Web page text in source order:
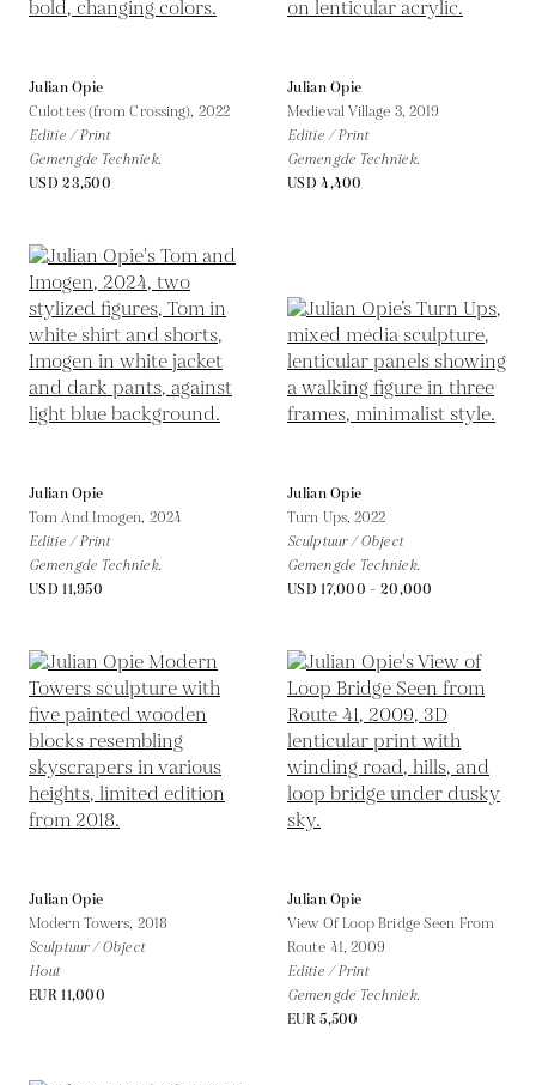
Julian Opie
Culottes (from Crossing), 2022
Editie / Print
Gemengde Techniek.
USD 23,500
Julian Opie
Medieval Village 3, 2019
Editie / Print
Gemengde Techniek.
USD 4,400
Julian Opie
Tom And Imogen, 2024
Editie / Print
Gemengde Techniek.
USD 11,950
Julian Opie
Turn Ups, 2022
Sculptuur / Object
Gemengde Techniek.
USD 17,000 - 20,000
Julian Opie
Modern Towers, 2018
Sculptuur / Object
Hout
EUR 11,000
Julian Opie
View Of Loop Bridge Seen From
Route 41, 2009
Editie / Print
Gemengde Techniek.
EUR 5,500